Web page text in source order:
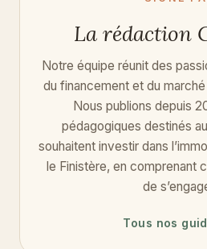
La rédaction
Notre équipe réunit des
du financement et du
Nous publions depuis
pédagogiques destinés
souhaitent investir dans
le Finistère, en comprenant
de
Tous nos